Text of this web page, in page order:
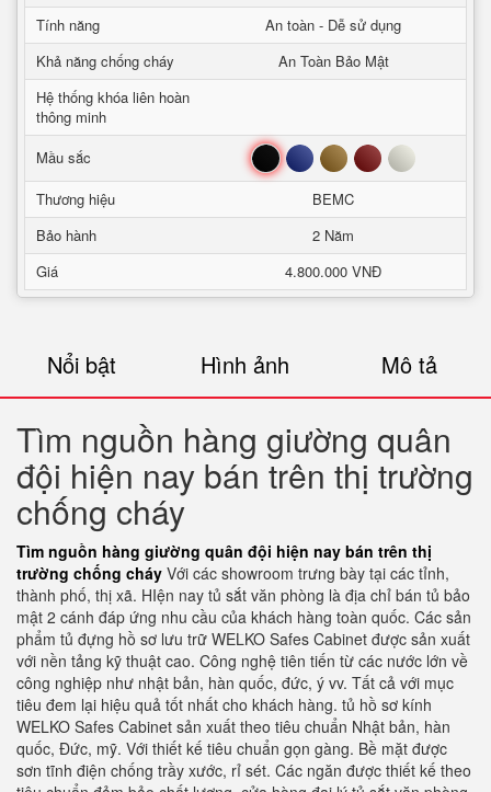
Tính năng
An toàn - Dễ sử dụng
Khả năng chống cháy
An Toàn Bảo Mật
Hệ thống khóa liên hoàn
thông minh
Mầu sắc
Đen Xanh Nâu Đỏ Trắng
Thương hiệu
BEMC
Bảo hành
2 Năm
Giá
4.800.000 VNĐ
Nổi bật Hình ảnh Mô tả
Tìm nguồn hàng giường quân
đội hiện nay bán trên thị trường
chống cháy
Tìm nguồn hàng giường quân đội hiện nay bán trên thị
trường chống cháy Với các showroom trưng bày tại các tỉnh,
thành phố, thị xã. HIện nay tủ sắt văn phòng là địa chỉ bán tủ bảo
mật 2 cánh đáp ứng nhu cầu của khách hàng toàn quốc. Các sản
phẩm tủ đựng hồ sơ lưu trữ WELKO Safes Cabinet được sản xuất
với nền tảng kỹ thuật cao. Công nghệ tiên tiến từ các nước lớn về
công nghiệp như nhật bản, hàn quốc, đức, ý vv. Tất cả với mục
tiêu đem lại hiệu quả tốt nhất cho khách hàng. tủ hồ sơ kính
WELKO Safes Cabinet sản xuất theo tiêu chuẩn Nhật bản, hàn
quốc, Đức, mỹ. Với thiết kế tiêu chuẩn gọn gàng. Bề mặt được
sơn tĩnh điện chống trầy xước, rỉ sét. Các ngăn được thiết kế theo